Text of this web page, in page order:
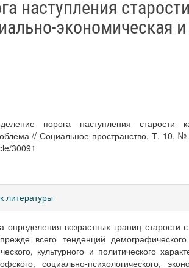
наступления
экономическая
порога наступления старости
// Социальное пространство. Т. 10.
30091
литературы
возрастных границ старости
всего тенденций
культурного и политического
социально-психологического,